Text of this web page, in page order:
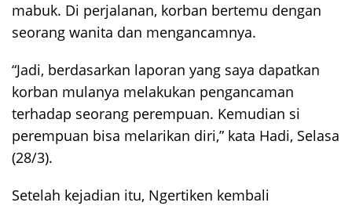
mabuk. Di perjalanan, korban bertemu dengan
seorang wanita dan mengancamnya.
“Jadi, berdasarkan laporan yang saya dapatkan
korban mulanya melakukan pengancaman
terhadap seorang perempuan. Kemudian si
perempuan bisa melarikan diri,” kata Hadi, Selasa
(28/3).
Setelah kejadian itu, Ngertiken kembali